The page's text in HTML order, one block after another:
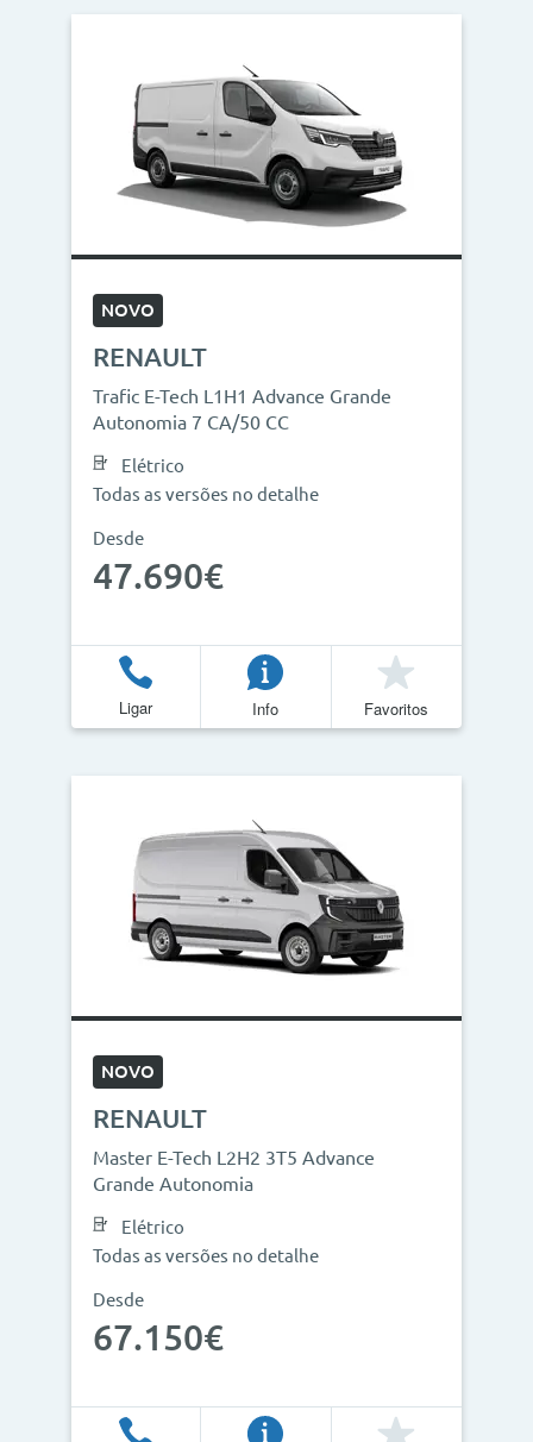
NOVO
RENAULT
Trafic E-Tech L1H1 Advance Grande
Autonomia 7 CA/50 CC
Elétrico
Todas as versões no detalhe
Desde
47.690€
Ligar Info Favoritos
NOVO
RENAULT
Master E-Tech L2H2 3T5 Advance
Grande Autonomia
Elétrico
Todas as versões no detalhe
Desde
67.150€